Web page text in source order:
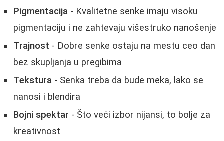
Pigmentacija - Kvalitetne senke imaju visoku
pigmentaciju i ne zahtevaju višestruko nanošenje
Trajnost - Dobre senke ostaju na mestu ceo dan
bez skupljanja u pregibima
Tekstura - Senka treba da bude meka, lako se
nanosi i blendira
Bojni spektar - Što veći izbor nijansi, to bolje za
kreativnost